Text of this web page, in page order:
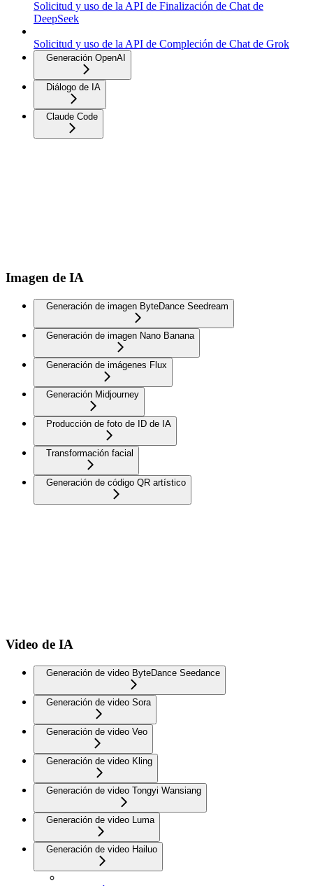
Solicitud y uso de la API de Finalización de Chat de
DeepSeek
Solicitud y uso de la API de Compleción de Chat de Grok
Generación OpenAI
Diálogo de IA
Claude Code
Imagen de IA
Generación de imagen ByteDance Seedream
Generación de imagen Nano Banana
Generación de imágenes Flux
Generación Midjourney
Producción de foto de ID de IA
Transformación facial
Generación de código QR artístico
Video de IA
Generación de video ByteDance Seedance
Generación de video Sora
Generación de video Veo
Generación de video Kling
Generación de video Tongyi Wansiang
Generación de video Luma
Generación de video Hailuo